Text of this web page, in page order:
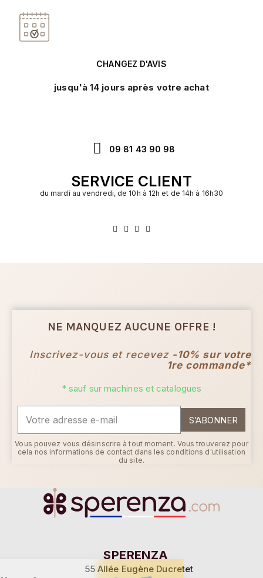
CHANGEZ D'AVIS
jusqu'à 14 jours après votre achat
09 81 43 90 98
SERVICE CLIENT
du mardi au vendredi, de 10h à 12h et de 14h à 16h30
NE MANQUEZ AUCUNE OFFRE !
Inscrivez-vous et recevez -10% sur votre
1re commande*
* sauf sur machines et catalogues
S’ABONNER
Vous pouvez vous désinscrire à tout moment. Vous trouverez pour
cela nos informations de contact dans les conditions d'utilisation
du site.
SPERENZA
55 Allée Eugène Ducretet